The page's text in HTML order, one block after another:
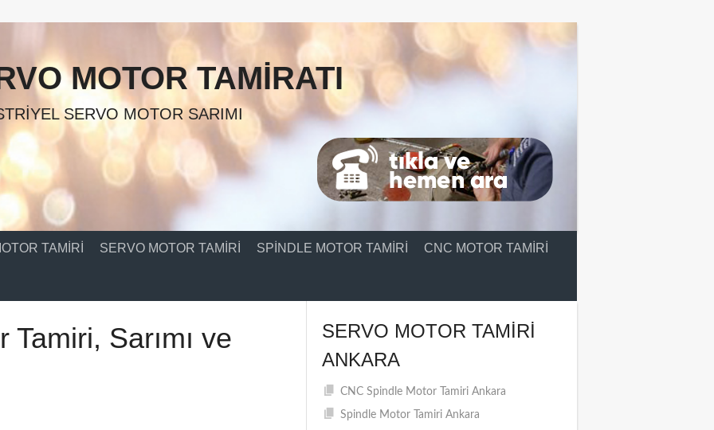
MOTOR TAMIRATI
SERVO MOTOR SARIMI
TAMIRI SERVO MOTOR TAMIRI SPINDLE MOTOR TAMIRI CNC MOTOR TAMIRI
Sarımı ve
SERVO MOTOR TAMIRI
ANKARA
CNC Spindle Motor Tamiri Ankara
Spindle Motor Tamiri Ankara